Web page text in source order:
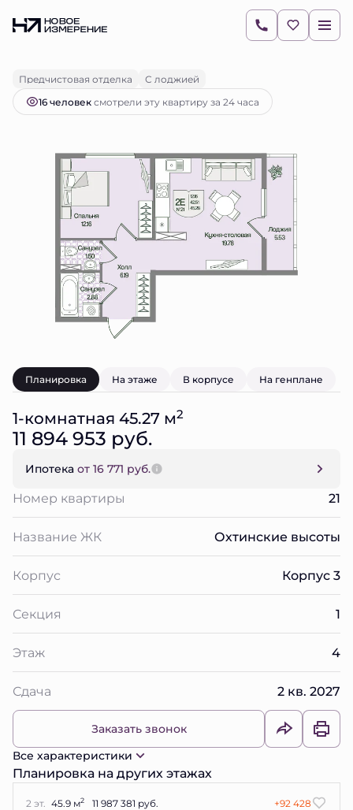
1-комнатная 11 894 953 руб.
Ипотекаот 16 771 руб.
Предчистовая отделка
С лоджией
16 человексмотрели эту квартиру за 24 часа
Планировка На этаже В корпусе На генплане
1-комнатная 45.27 м2
11 894 953 руб.
Ипотека от 16 771 руб.
Номер квартиры 21
Название ЖК Охтинские высоты
Корпус Корпус 3
Секция 1
Этаж 4
Сдача 2 кв. 2027
Заказать звонок
Все характеристики
Планировка на других этажах
2 эт. 45.9 м2 11 987 381 руб. +92 428